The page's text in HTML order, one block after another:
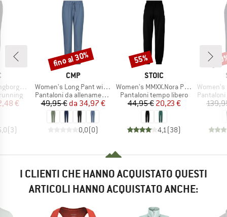
Tights
ridotto
€
(3)
MARCHIO
CMP
Articolo
Women's Long Pant with Back Pocket
Gruppo di prodotti
Pantaloni da allenamento
Prezzo
49,95 € Prezzo ridotto
da 34,97 €
0,0(0)
Sconto
fino al 30%
MARCHIO
STOIC
Articolo
Women's MMXX.Nora Pants
Gruppo di prodotti
Pantaloni tempo libero
Prezzo
44,95 €Prezzo ridotto
20,23 €
4,1 (38)
Sconto
55%
Articolo
Women's
Gruppo
Pantaloni
I CLIENTI CHE HANNO ACQUISTATO QUESTI
ARTICOLI HANNO ACQUISTATO ANCHE: